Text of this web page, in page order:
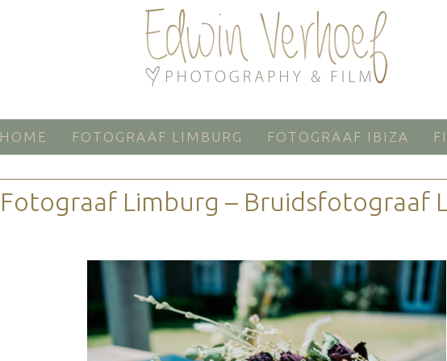
HOME FOTOGRAAF LIMBURG FOTOGRAAF IBIZA
Fotograaf Limburg – Bruidsfotograaf